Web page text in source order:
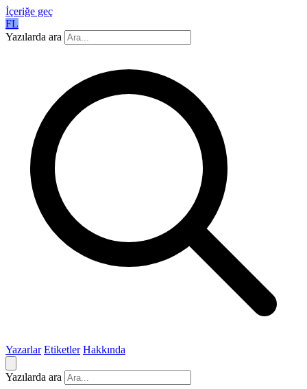
İçeriğe geç
FL
Yazılarda ara
Yazarlar Etiketler Hakkında
Yazılarda ara